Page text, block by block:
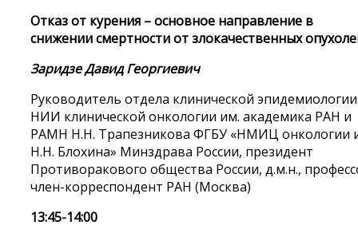
Отказ от курения – основное направление в
снижении смертности от злокачественных
Заридзе Давид Георгиевич
Руководитель отдела клинической эпидемиологии
НИИ клинической онкологии им. академика РАН и
РАМН Н.Н. Трапезникова ФГБУ «НМИЦ онкологии
Н.Н. Блохина» Минздрава России, президент
Противоракового общества России, д.м.н.,
член-корреспондент РАН (Москва)
13:45-14:00